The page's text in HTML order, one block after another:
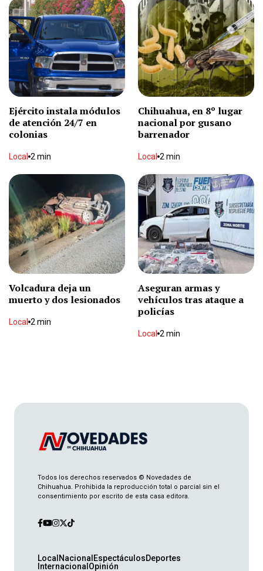
Absuelven a exfiscal González Arrendondo
Local 2 min
Trueque del TSJ por juzgados en Parral
Local 2 min
Sábado caluroso: hasta 32 °C
Murió Jorge Messi, padre de Lionel
Deportes 1 min
Dejan muerto dentro de tambo
Local 2 min
Derrota FC Juárez 3-1 a Whitecaps
vs dueño de crematorio plenitud
Local 2 min
Derrota FC Cincinnati 2-0 a Pumas
Choca con poste
Local 1 min
Ejército instala módulos
de atención 24/7 en
colonias
Local 2 min
Chihuahua, en 8º lugar
nacional por gusano
barrenador
Local 2 min
Volcadura deja un
muerto y dos lesionados
Local 2 min
Aseguran armas y
vehículos tras ataque a
policías
Local 2 min
Todos los derechos reservados © Novedades de
Chihuahua. Prohibida la reproducción total o parcial sin el
consentimiento por escrito de esta casa editora.
Local Nacional EspectáculosDeportes
Internacional Opinión